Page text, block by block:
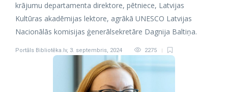
krājumu departamenta direktore, pētniece, Latvijas
Kultūras akadēmijas lektore, agrākā UNESCO Latvijas
Nacionālās komisijas ģenerālsekretāre Dagnija Baltiņa.
Portāls Bibliotēka.lv, 3. septembris, 2024 2275